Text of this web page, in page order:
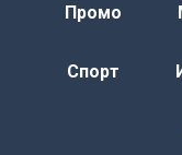
Промо
Спорт